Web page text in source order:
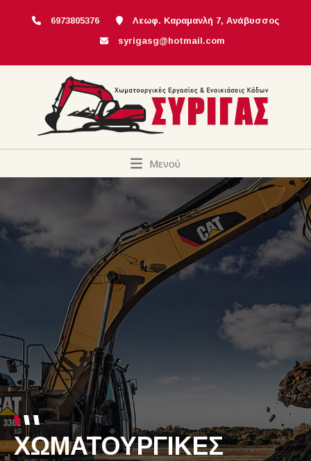
6973805376
Λεωφ. Καραμανλή 7, Ανάβυσσος
syrigasg@hotmail.com
Μενού
ΧΩΜΑΤΟΥΡΓΙΚΕΣ